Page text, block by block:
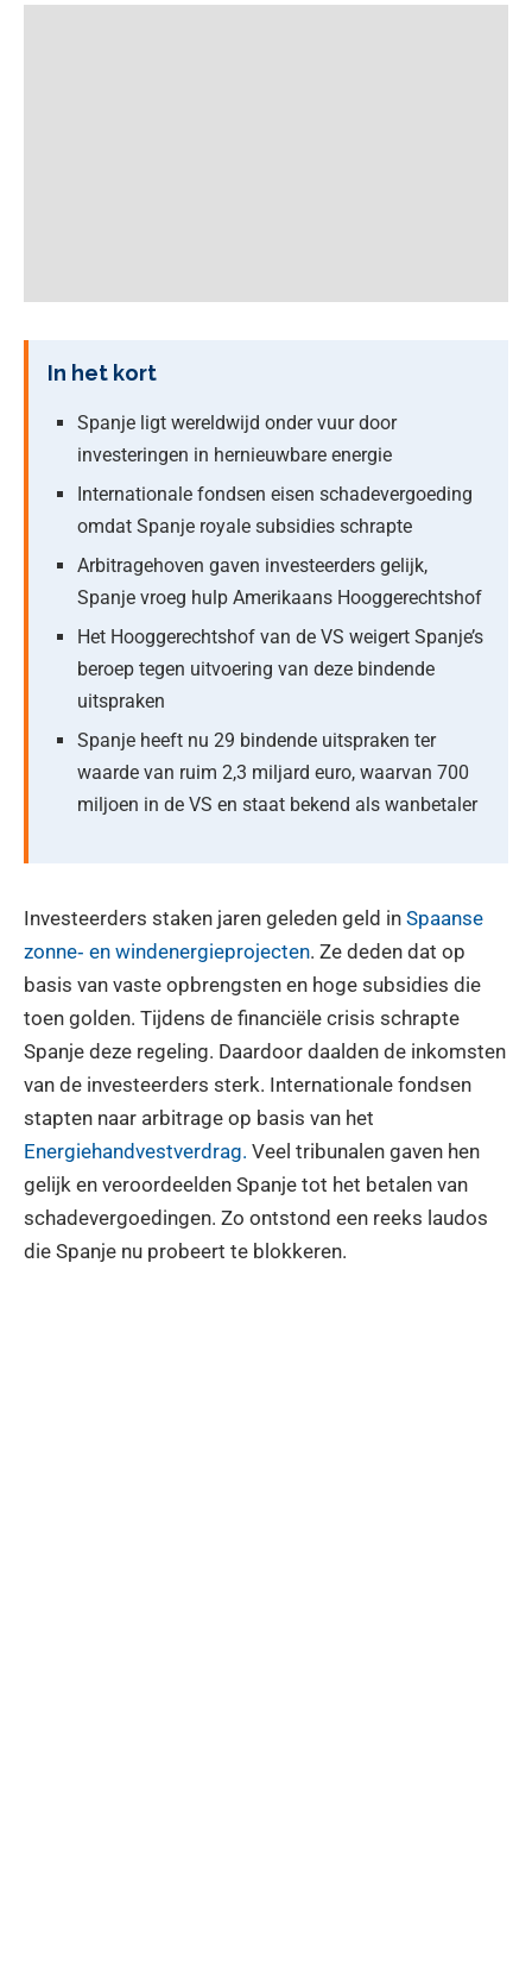
In het kort
Spanje ligt wereldwijd onder vuur door
investeringen in hernieuwbare energie
Internationale fondsen eisen schadevergoeding
omdat Spanje royale subsidies schrapte
Arbitragehoven gaven investeerders gelijk,
Spanje vroeg hulp Amerikaans Hooggerechtshof
Het Hooggerechtshof van de VS weigert Spanje’s
beroep tegen uitvoering van deze bindende
uitspraken
Spanje heeft nu 29 bindende uitspraken ter
waarde van ruim 2,3 miljard euro, waarvan 700
miljoen in de VS en staat bekend als wanbetaler
Investeerders staken jaren geleden geld in Spaanse
zonne‑ en windenergieprojecten. Ze deden dat op
basis van vaste opbrengsten en hoge subsidies die
toen golden. Tijdens de financiële crisis schrapte
Spanje deze regeling. Daardoor daalden de inkomsten
van de investeerders sterk. Internationale fondsen
stapten naar arbitrage op basis van het
Energiehandvestverdrag. Veel tribunalen gaven hen
gelijk en veroordeelden Spanje tot het betalen van
schadevergoedingen. Zo ontstond een reeks laudos
die Spanje nu probeert te blokkeren.